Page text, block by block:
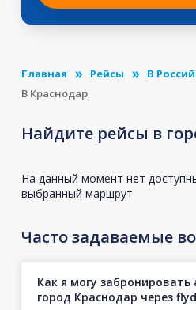
Главная Рейсы
В
В Краснодар
Найдите рейсы в
На данный момент нет
выбранный маршрут
Часто задаваемые
Как я могу
город Краснодар через